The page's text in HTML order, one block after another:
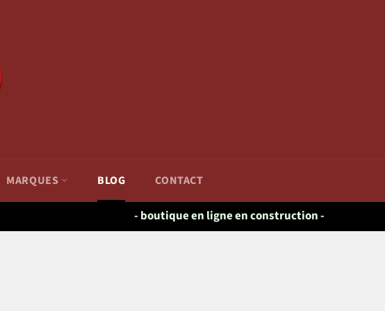
MARQUES BLOG CONTACT
- boutique en ligne en construction -